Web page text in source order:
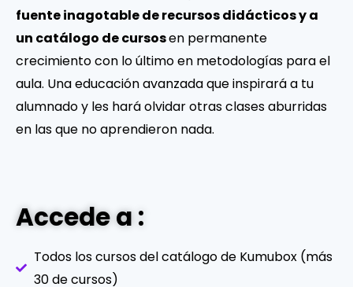
fuente inagotable de recursos didácticos y a
un catálogo de cursosen permanente
crecimiento con lo último en metodologías para el
aula. Una educación avanzada que inspirará a tu
alumnado y les hará olvidar otras clases aburridas
en las que no aprendieron nada.
Accede a :
Todos los cursos del catálogo de Kumubox (más
30 de cursos)